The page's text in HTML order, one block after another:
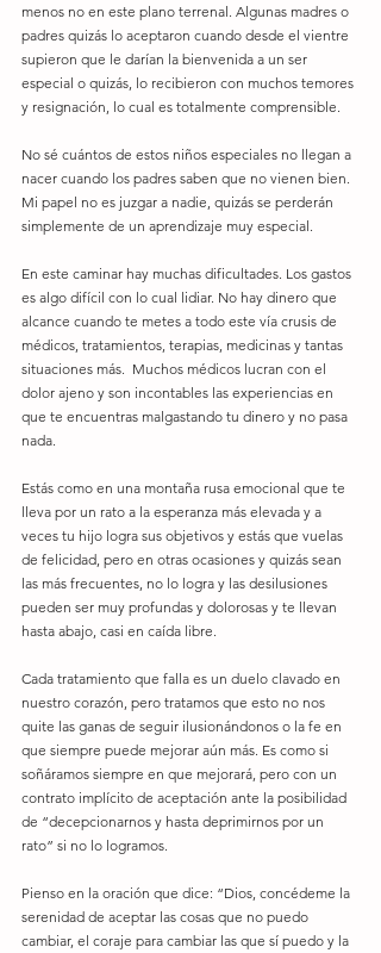
menos no en este plano terrenal. Algunas madres o
padres quizás lo aceptaron cuando desde el vientre
supieron que le darían la bienvenida a un ser
especial o quizás, lo recibieron con muchos temores
y resignación, lo cual es totalmente comprensible.
No sé cuántos de estos niños especiales no llegan a
nacer cuando los padres saben que no vienen bien.
Mi papel no es juzgar a nadie, quizás se perderán
simplemente de un aprendizaje muy especial.
En este caminar hay muchas dificultades. Los gastos
es algo difícil con lo cual lidiar. No hay dinero que
alcance cuando te metes a todo este vía crusis de
médicos, tratamientos, terapias, medicinas y tantas
situaciones más.  Muchos médicos lucran con el
dolor ajeno y son incontables las experiencias en
que te encuentras malgastando tu dinero y no pasa
nada.
Estás como en una montaña rusa emocional que te
lleva por un rato a la esperanza más elevada y a
veces tu hijo logra sus objetivos y estás que vuelas
de felicidad, pero en otras ocasiones y quizás sean
las más frecuentes, no lo logra y las desilusiones
pueden ser muy profundas y dolorosas y te llevan
hasta abajo, casi en caída libre.
Cada tratamiento que falla es un duelo clavado en
nuestro corazón, pero tratamos que esto no nos
quite las ganas de seguir ilusionándonos o la fe en
que siempre puede mejorar aún más. Es como si
soñáramos siempre en que mejorará, pero con un
contrato implícito de aceptación ante la posibilidad
de “decepcionarnos y hasta deprimirnos por un
rato” si no lo logramos.
Pienso en la oración que dice: “Dios, concédeme la
serenidad de aceptar las cosas que no puedo
cambiar, el coraje para cambiar las que sí puedo y la